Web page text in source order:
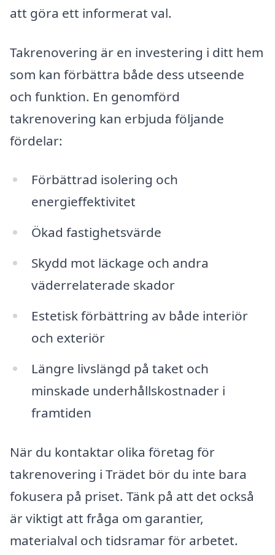
att göra ett informerat val.
Takrenovering är en investering i ditt hem
som kan förbättra både dess utseende
och funktion. En genomförd
takrenovering kan erbjuda följande
fördelar:
Förbättrad isolering och
energieffektivitet
Ökad fastighetsvärde
Skydd mot läckage och andra
väderrelaterade skador
Estetisk förbättring av både interiör
och exteriör
Längre livslängd på taket och
minskade underhållskostnader i
framtiden
När du kontaktar olika företag för
takrenovering i Trädet bör du inte bara
fokusera på priset. Tänk på att det också
är viktigt att fråga om garantier,
materialval och tidsramar för arbetet.